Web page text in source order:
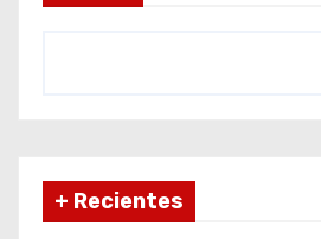
+ Recientes